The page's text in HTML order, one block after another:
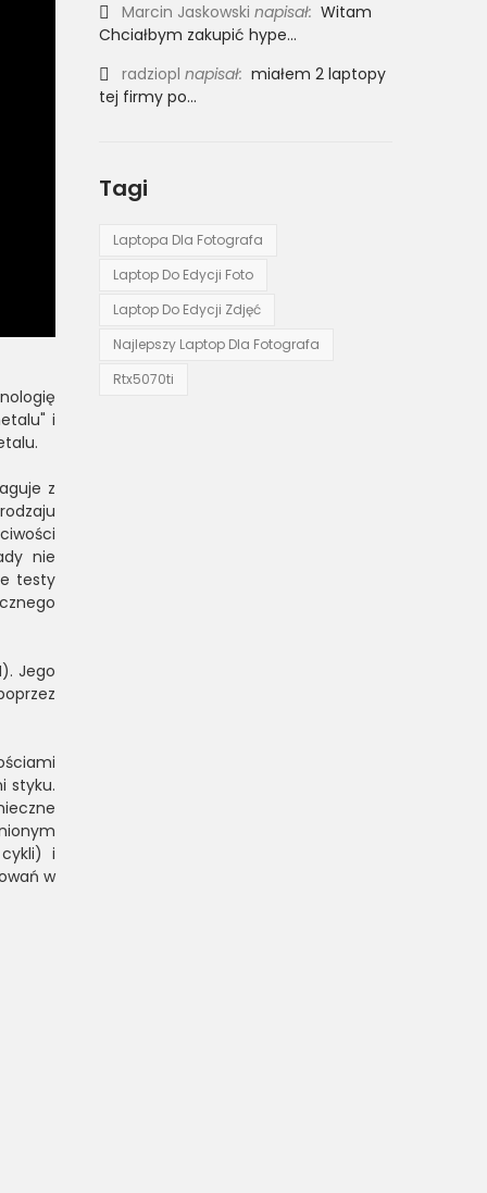
i
z
nie
testy
Jego
styku.
i
w
Marcin Jaskowski napisał: Witam
Chciałbym zakupić hype...
radziopl napisał: miałem 2 laptopy
tej firmy po...
Tagi
Laptopa Dla Fotografa
Laptop Do Edycji Foto
Laptop Do Edycji Zdjęć
Najlepszy Laptop Dla Fotografa
Rtx5070ti